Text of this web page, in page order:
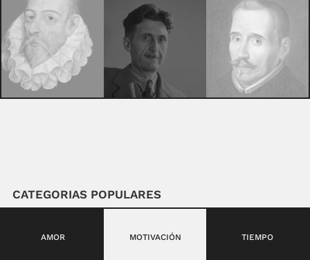
CATEGORIAS POPULARES
AMOR MOTIVACIÓN TIEMPO